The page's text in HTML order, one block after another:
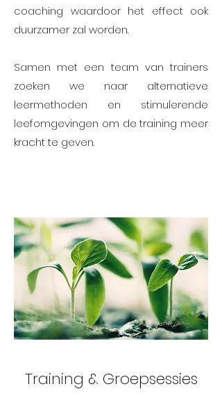
coaching waardoor het effect ook
duurzamer zal worden.
Samen met een team van trainers
zoeken we naar alternatieve
leermethoden en stimulerende
leefomgevingen om de training meer
kracht te geven.
Training & Groepsessies